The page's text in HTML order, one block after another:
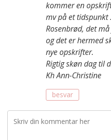
kommer en
mv på et tidspunkt
Rosenbrød, det
og det er hermed
nye opskrifter.
Rigtig skøn dag til
Kh Ann-Christine
besvar